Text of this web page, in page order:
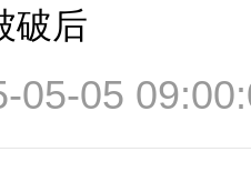
破后
05-05